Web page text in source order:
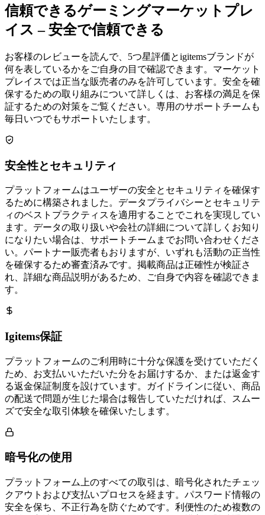
信頼できるゲーミングマーケットプレ
イス – 安全で信頼できる
お客様のレビューを読んで、5つ星評価とigitemsブランドが
何を表しているかをご自身の目で確認できます。マーケット
プレイスでは正当な販売者のみを許可しています。安全を確
保するための取り組みについて詳しくは、お客様の満足を保
証するための対策をご覧ください。専用のサポートチームも
毎日いつでもサポートいたします。
安全性とセキュリティ
プラットフォームはユーザーの安全とセキュリティを確保す
るために構築されました。データプライバシーとセキュリテ
ィのベストプラクティスを適用することでこれを実現してい
ます。データの取り扱いや会社の詳細について詳しくお知り
になりたい場合は、サポートチームまでお問い合わせくださ
い。パートナー販売者もおりますが、いずれも活動の正当性
を確保するため審査済みです。掲載商品は正確性が検証さ
れ、詳細な商品説明があるため、ご自身で内容を確認できま
す。
Igitems保証
プラットフォームのご利用時に十分な保護を受けていただく
ため、お支払いいただいた分をお届けするか、または返金す
る返金保証制度を設けています。ガイドラインに従い、商品
の配送で問題が生じた場合は報告していただければ、スムー
ズで安全な取引体験を確保いたします。
暗号化の使用
プラットフォーム上のすべての取引は、暗号化されたチェッ
クアウトおよび支払いプロセスを経ます。パスワード情報の
安全を保ち、不正行為を防ぐためです。利便性のため複数の